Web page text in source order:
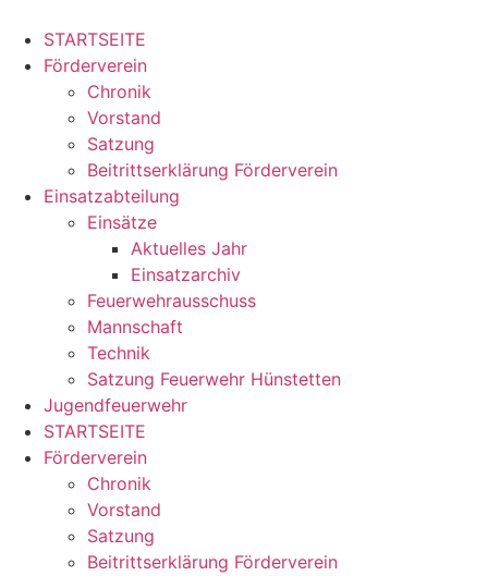
Inhalt
springen
STARTSEITE
Förderverein
Chronik
Vorstand
Satzung
Beitrittserklärung Förderverein
Einsatzabteilung
Einsätze
Aktuelles Jahr
Einsatzarchiv
Feuerwehrausschuss
Mannschaft
Technik
Satzung Feuerwehr Hünstetten
Jugendfeuerwehr
STARTSEITE
Förderverein
Chronik
Vorstand
Satzung
Beitrittserklärung Förderverein